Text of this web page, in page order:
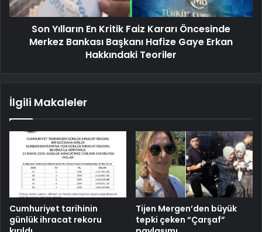
Son Yılların En Kritik Faiz Kararı Öncesinde
Merkez Bankası Başkanı Hafize Gaye Erkan
Hakkındaki Teoriler
İlgili Makaleler
Cumhuriyet tarihinin
günlük ihracat rekoru
Tijen Mergen’den büyük
tepki çeken “Çarşaf”